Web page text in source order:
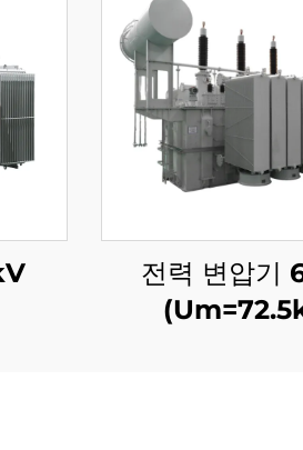
전력 변압기